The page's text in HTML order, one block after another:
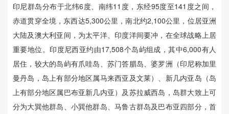
印尼群岛分布于北纬6度、南纬11度，东经95度至141度之间，
赤道贯穿全境，东西达5,300公里，南北约2,100公里，位居亚洲
大陆及澳大利亚间，为太平洋、印度洋间要冲，在全球战略上居
重要地位。印度尼西亚约由17,508个岛屿组成，其中6,000有人
居住，较大的岛屿有爪哇岛、苏门答腊岛、婆罗洲（印尼称加里
曼丹岛，岛上有部分地区属马来西亚及文莱）、新几内亚岛（岛
上有部分地区属巴布亚新几内亚）及苏拉威西岛，岛群大致上可
分为大巽他群岛、小巽他群岛、马鲁古群岛及巴布亚四部分，首